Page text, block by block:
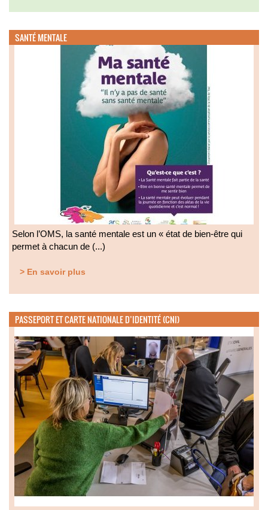
SANTÉ MENTALE
Selon l’OMS, la santé mentale est un « état de bien-être qui
permet à chacun de (...)
> En savoir plus
PASSEPORT ET CARTE NATIONALE D’IDENTITÉ (CNI)